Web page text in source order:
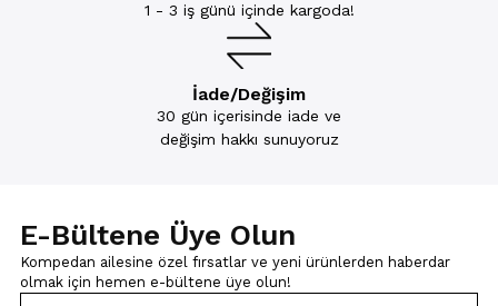
1 - 3 iş günü içinde kargoda!
İade/Değişim
30 gün içerisinde iade ve
değişim hakkı sunuyoruz
E-Bültene Üye Olun
Kompedan ailesine özel fırsatlar ve yeni ürünlerden haberdar
olmak için hemen e-bültene üye olun!